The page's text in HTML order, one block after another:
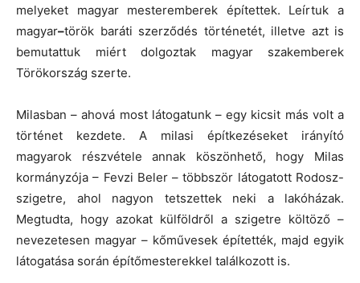
melyeket magyar mesteremberek építettek. Leírtuk a
magyar–török baráti szerződés történetét, illetve azt is
bemutattuk miért dolgoztak magyar szakemberek
Törökország szerte.
Milasban – ahová most látogatunk – egy kicsit más volt a
történet kezdete. A milasi építkezéseket irányító
magyarok részvétele annak köszönhető, hogy Milas
kormányzója – Fevzi Beler – többször látogatott Rodosz-
szigetre, ahol nagyon tetszettek neki a lakóházak.
Megtudta, hogy azokat külföldről a szigetre költöző –
nevezetesen magyar – kőművesek építették, majd egyik
látogatása során építőmesterekkel találkozott is.